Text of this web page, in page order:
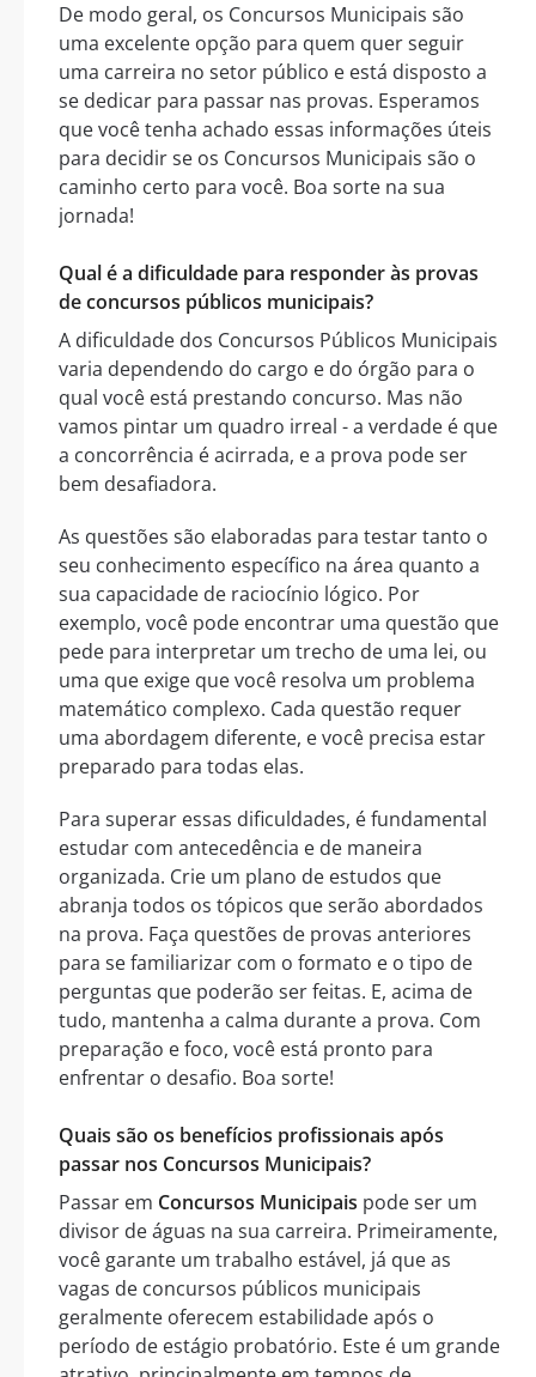
De modo geral, os Concursos Municipais são
uma excelente opção para quem quer seguir
uma carreira no setor público e está disposto a
se dedicar para passar nas provas. Esperamos
que você tenha achado essas informações úteis
para decidir se os Concursos Municipais são o
caminho certo para você. Boa sorte na sua
jornada!
Qual é a dificuldade para responder às provas
de concursos públicos municipais?
A dificuldade dos Concursos Públicos Municipais
varia dependendo do cargo e do órgão para o
qual você está prestando concurso. Mas não
vamos pintar um quadro irreal - a verdade é que
a concorrência é acirrada, e a prova pode ser
bem desafiadora.
As questões são elaboradas para testar tanto o
seu conhecimento específico na área quanto a
sua capacidade de raciocínio lógico. Por
exemplo, você pode encontrar uma questão que
pede para interpretar um trecho de uma lei, ou
uma que exige que você resolva um problema
matemático complexo. Cada questão requer
uma abordagem diferente, e você precisa estar
preparado para todas elas.
Para superar essas dificuldades, é fundamental
estudar com antecedência e de maneira
organizada. Crie um plano de estudos que
abranja todos os tópicos que serão abordados
na prova. Faça questões de provas anteriores
para se familiarizar com o formato e o tipo de
perguntas que poderão ser feitas. E, acima de
tudo, mantenha a calma durante a prova. Com
preparação e foco, você está pronto para
enfrentar o desafio. Boa sorte!
Quais são os benefícios profissionais após
passar nos Concursos Municipais?
Passar em Concursos Municipais pode ser um
divisor de águas na sua carreira. Primeiramente,
você garante um trabalho estável, já que as
vagas de concursos públicos municipais
geralmente oferecem estabilidade após o
período de estágio probatório. Este é um grande